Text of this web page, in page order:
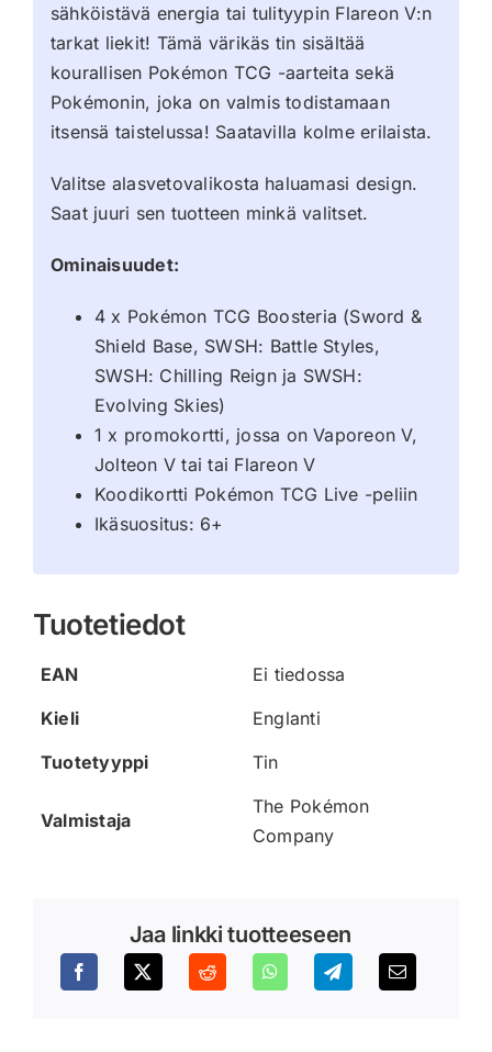
sähköistävä energia tai tulityypin Flareon V:n
tarkat liekit! Tämä värikäs tin sisältää
kourallisen Pokémon TCG -aarteita sekä
Pokémonin, joka on valmis todistamaan
itsensä taistelussa! Saatavilla kolme erilaista.
Valitse alasvetovalikosta haluamasi design.
Saat juuri sen tuotteen minkä valitset.
Ominaisuudet:
4 x Pokémon TCG Boosteria (Sword &
Shield Base, SWSH: Battle Styles,
SWSH: Chilling Reign ja SWSH:
Evolving Skies)
1 x promokortti, jossa on Vaporeon V,
Jolteon V tai tai Flareon V
Koodikortti Pokémon TCG Live -peliin
Ikäsuositus: 6+
Tuotetiedot
EAN
Ei tiedossa
Kieli
Englanti
Tuotetyyppi
Tin
Valmistaja
The Pokémon
Company
Jaa linkki tuotteeseen